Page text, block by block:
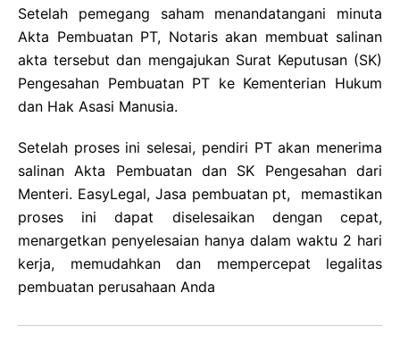
Setelah pemegang saham menandatangani minuta
Akta Pembuatan PT, Notaris akan membuat salinan
akta tersebut dan mengajukan Surat Keputusan (SK)
Pengesahan Pembuatan PT ke Kementerian Hukum
dan Hak Asasi Manusia.
Setelah proses ini selesai, pendiri PT akan menerima
salinan Akta Pembuatan dan SK Pengesahan dari
Menteri. EasyLegal, Jasa pembuatan pt, memastikan
proses ini dapat diselesaikan dengan cepat,
menargetkan penyelesaian hanya dalam waktu 2 hari
kerja, memudahkan dan mempercepat legalitas
pembuatan perusahaan Anda